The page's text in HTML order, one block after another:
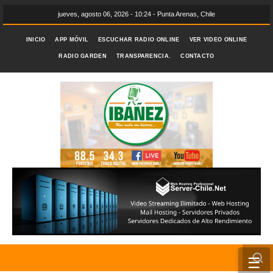
jueves, agosto 06, 2026 - 10:24 - Punta Arenas, Chile
INICIO APP MÓVIL ESCUCHAR RADIO ONLINE VER VIDEO ONLINE
RADIO GARDEN TRANSPARENCIA. CONTACTO
☰